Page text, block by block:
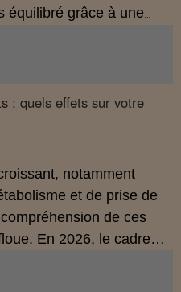
équilibré grâce à une
: quels effets sur votre
notamment
et de prise de
de ces
En 2026, le cadre
strictes : seuls les
autorisés. Cet article